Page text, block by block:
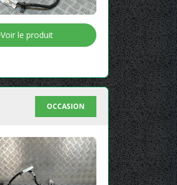
Voir le produit
OCCASION